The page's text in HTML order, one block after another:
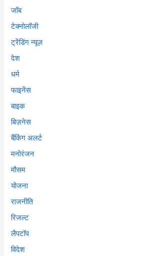
जॉब
टेक्नोलॉजी
ट्रेंडिंग न्यूज़
देश
धर्म
फाइनेंस
बाइक
बिज़नेस
बैंकिंग अलर्ट
मनोरंजन
मौसम
योजना
राजनीति
रिजल्ट
लैपटॉप
विदेश